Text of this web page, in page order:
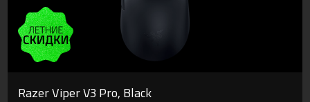
Razer Viper V3 Pro, Black